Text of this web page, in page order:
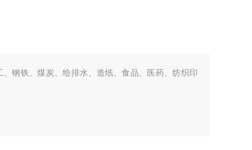
钢铁、煤炭、给排水、造纸、食品、医药、纺织印